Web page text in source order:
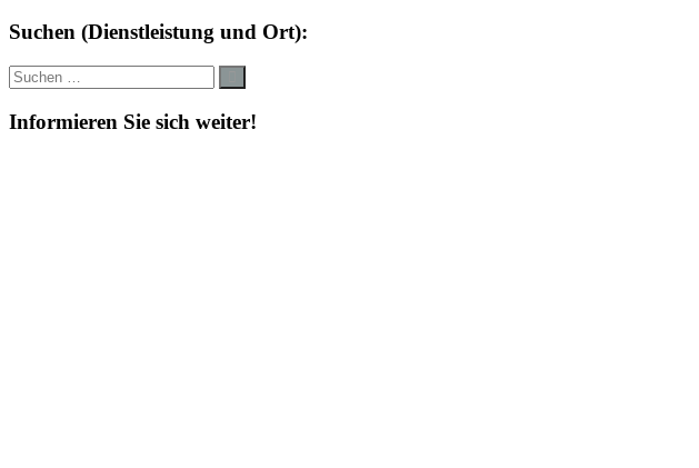
Suchen (Dienstleistung und Ort):
Suche
nach:
Informieren Sie sich weiter!